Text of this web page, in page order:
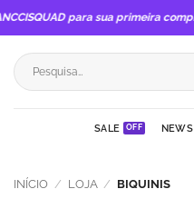
Skip
to
content
para sua primeira compra!
Pesquisar
por:
SALE NEWS
INÍCIO / LOJA / BIQUINIS